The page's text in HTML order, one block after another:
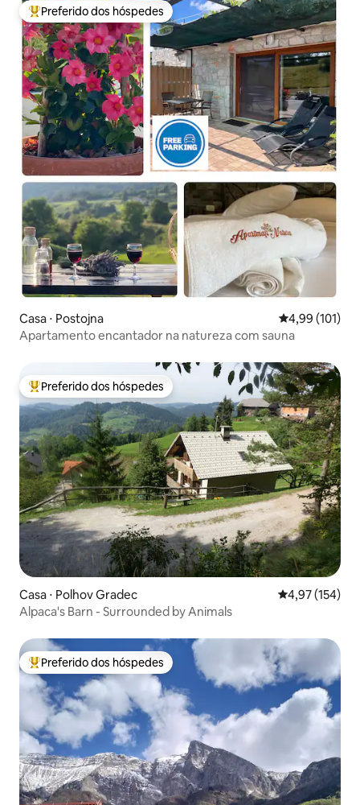
Entre os melhores preferidos dos hóspedes
Preferido dos hóspedes
Casa ⋅ Postojna 4,99 de uma
4,99 (101)
Apartamento encantador na natureza com sauna
Entre os melhores preferidos dos hóspedes
Preferido dos hóspedes
Casa ⋅ Polhov Gradec 4,97 de uma
4,97 (154)
Alpaca's Barn - Surrounded by Animals
Entre os melhores preferidos dos hóspedes
Preferido dos hóspedes